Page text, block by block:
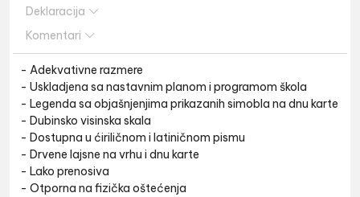
Deklaracija
Komentari
- Adekvativne razmere
- Uskladjena sa nastavnim planom i programom škola
- Legenda sa objašnjenjima prikazanih simobla na dnu karte
- Dubinsko visinska skala
- Dostupna u ćiriličnom i latiničnom pismu
- Drvene lajsne na vrhu i dnu karte
- Lako prenosiva
- Otporna na fizička oštećenja